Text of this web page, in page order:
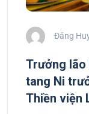
Đăng
Trưởng lão
tang Ni
Thiền viện